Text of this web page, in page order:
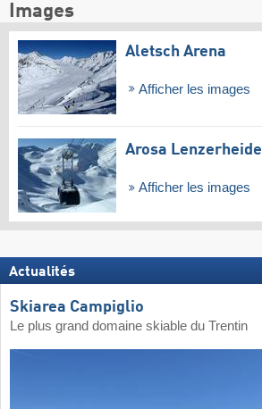
Images
Aletsch Arena
Afficher les images
Arosa Lenzerheide
Afficher les images
Actualités
Skiarea Campiglio
Le plus grand domaine skiable du Trentin